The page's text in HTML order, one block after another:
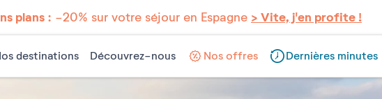
plans : -20% sur votre séjour en Espagne > Vite, j'en profite !
destinations Découvrez-nous Nos offres Dernières minutes